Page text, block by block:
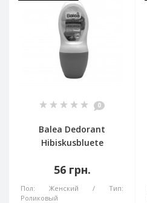
0
Balea Dedorant
Hibiskusbluete
56 грн.
Пол: Женский
Тип:
Роликовый